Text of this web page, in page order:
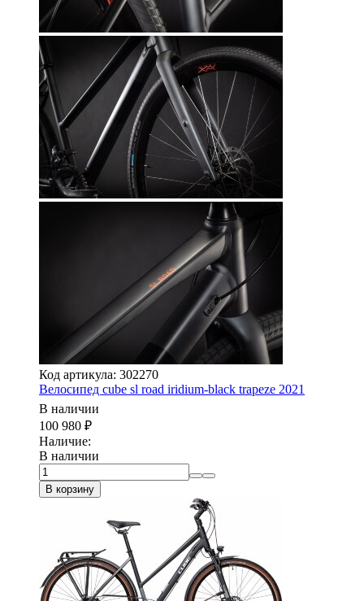
Код артикула: 302270
Велосипед cube sl road iridium-black trapeze 2021
В наличии
100 980 ₽
Наличие:
В наличии
В корзину